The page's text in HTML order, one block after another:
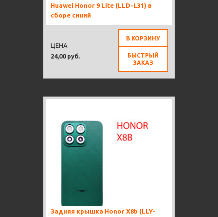
Huawei Honor 9 Lite (LLD-L31) в
сборе синий
24,00 руб.
ЦЕНА
В КОРЗИНУ
БЫСТРЫЙ
ЗАКАЗ
Задняя крышка Honor X8b (LLY-